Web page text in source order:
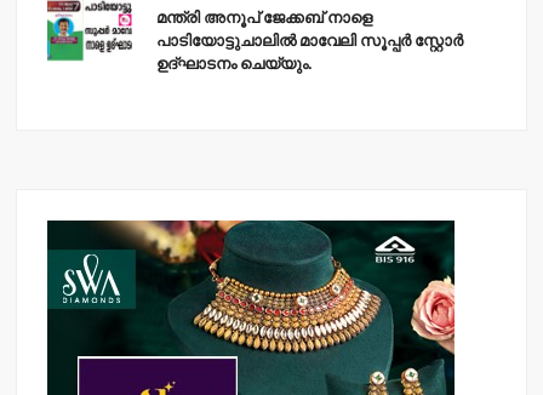
മന്ത്രി അനൂപ് ജേക്കബ് നാളെ
പാടിയോട്ടുചാലില്‍ മാവേലി സൂപ്പര്‍ സ്റ്റോര്‍
ഉദ്ഘാടനം ചെയ്യും.